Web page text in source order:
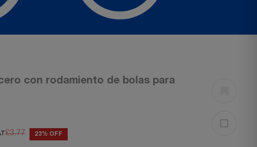
con rodamiento de bolas para
£3.77 23% OFF